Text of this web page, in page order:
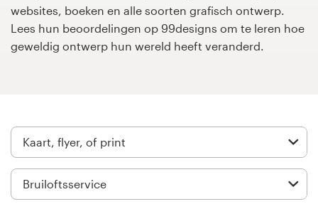
websites, boeken en alle soorten grafisch ontwerp.
Lees hun beoordelingen op 99designs om te leren hoe
geweldig ontwerp hun wereld heeft veranderd.
Ontvang
een
ontwerp
Webdesign
Merkgids